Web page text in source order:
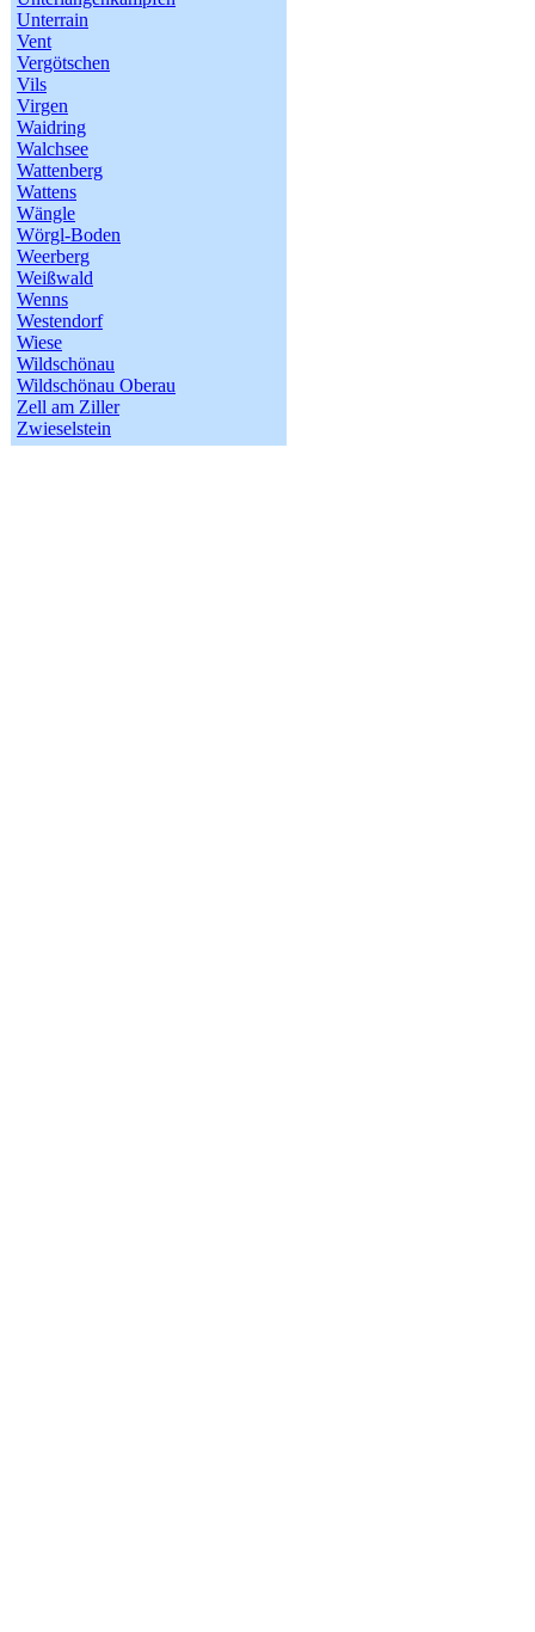
Unterrain
Vent
Vergötschen
Vils
Virgen
Waidring
Walchsee
Wattenberg
Wattens
Wängle
Wörgl-Boden
Weerberg
Weißwald
Wenns
Westendorf
Wiese
Wildschönau
Wildschönau Oberau
Zell am Ziller
Zwieselstein